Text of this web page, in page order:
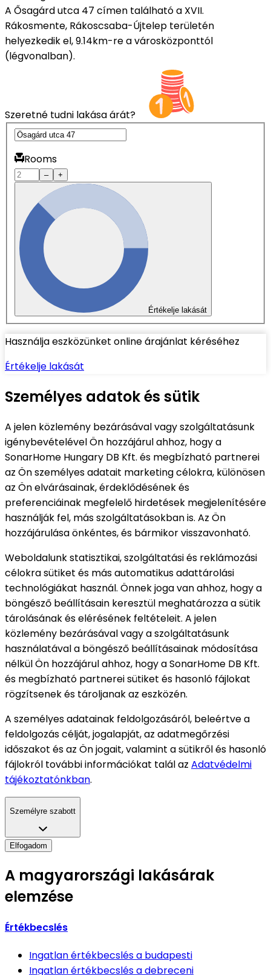
A Ősagárd utca 47 címen található a XVII.
Rákosmente, Rákoscsaba-Újtelep területén
helyezkedik el, 9.14km-re a városközponttól
(légvonalban).
Szeretné tudni lakása árát?
Rooms
– +
Értékelje lakását
Használja eszközünket online árajánlat kéréséhez
Értékelje lakását
Személyes adatok és sütik
A jelen közlemény bezárásával vagy szolgáltatásunk
igénybevételével Ön hozzájárul ahhoz, hogy a
SonarHome Hungary DB Kft. és megbízható partnerei
az Ön személyes adatait marketing célokra, különösen
az Ön elvárásainak, érdeklődésének és
preferenciáinak megfelelő hirdetések megjelenítésére
használják fel, más szolgáltatásokban is. Az Ön
hozzájárulása önkéntes, és bármikor visszavonható.
Weboldalunk statisztikai, szolgáltatási és reklámozási
célokra sütiket és más automatikus adattárolási
technológiákat használ. Önnek joga van ahhoz, hogy a
böngésző beállításain keresztül meghatározza a sütik
tárolásának és elérésének feltételeit. A jelen
közlemény bezárásával vagy a szolgáltatásunk
használatával a böngésző beállításainak módosítása
nélkül Ön hozzájárul ahhoz, hogy a SonarHome DB Kft.
és megbízható partnerei sütiket és hasonló fájlokat
rögzítsenek és tároljanak az eszközén.
A személyes adatainak feldolgozásáról, beleértve a
feldolgozás célját, jogalapját, az adatmegőrzési
időszakot és az Ön jogait, valamint a sütikről és hasonló
fájlokról további információkat talál az Adatvédelmi
tájékoztatónkban.
Személyre szabott
Elfogadom
A magyarországi lakásárak
elemzése
Értékbecslés
Ingatlan értékbecslésa budapesti
Ingatlan értékbecslésa debreceni